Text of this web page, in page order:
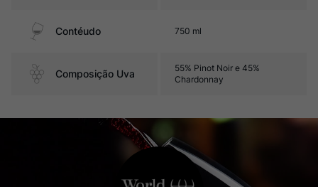
Contéudo 750 ml
Composição Uva
55% Pinot Noir e 45%
Chardonnay